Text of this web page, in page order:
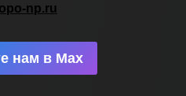
np.ru
нам в Max